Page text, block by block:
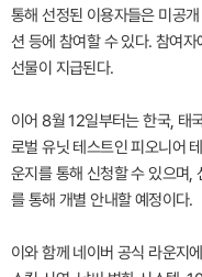
통해 선정된 이용자들은 미공
션 등에 참여할 수 있다. 참여
선물이 지급된다.
이어 8월 12일부터는 한국, 태
로벌 유닛 테스트인 피오니어
운지를 통해 신청할 수 있으며,
를 통해 개별 안내할 예정이다.
이와 함께 네이버 공식 라운지